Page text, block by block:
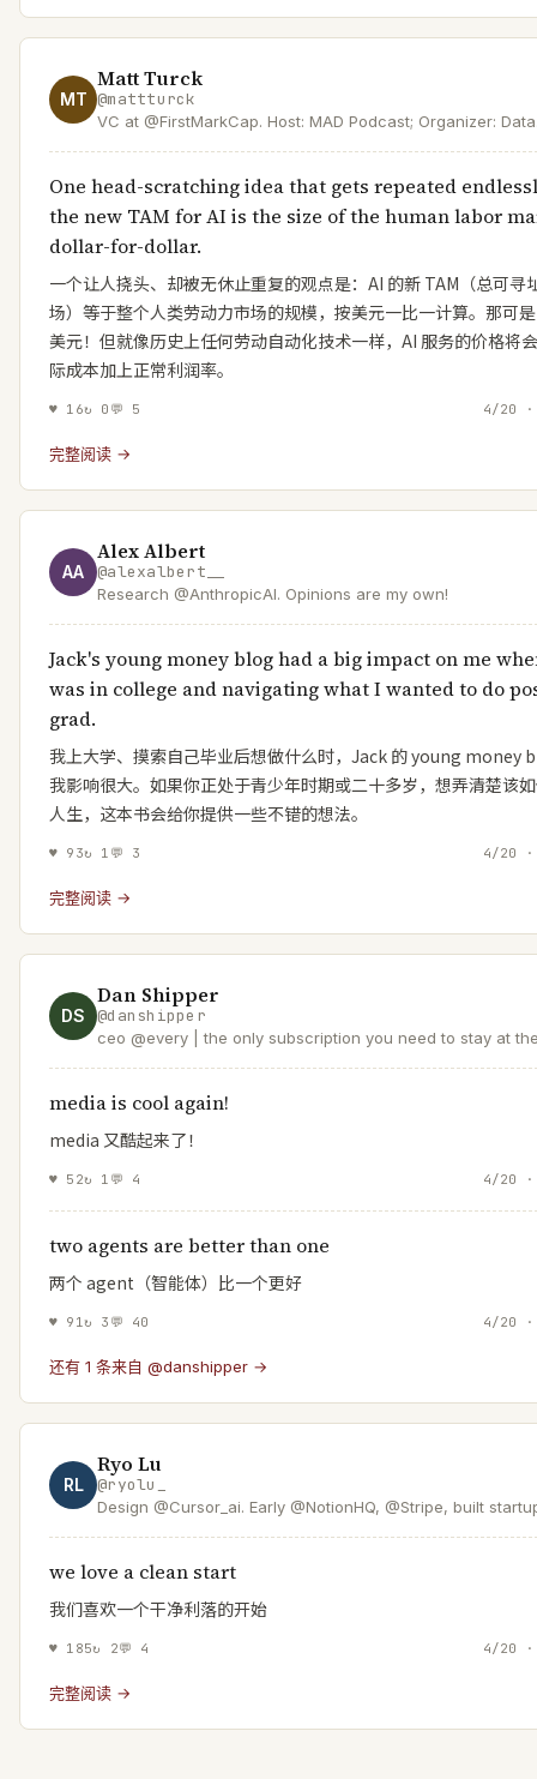
MT
Matt Turck
@mattturck
VC at @FirstMarkCap. Host: MAD Podcast; Organizer: Data
One head-scratching idea that gets repeated
the new TAM for AI is the size of the human labor
dollar-for-dollar.
一个让人挠头、却被无休止重复的观点是：AI 的新 TAM（总可寻
场）等于整个人类劳动力市场的规模，按美元一比一计算。那可
美元！但就像历史上任何劳动自动化技术一样，AI 服务的价格将
际成本加上正常利润率。
♥ 16↻ 0 💬 5 4/20
完整阅读 →
AA
Alex Albert
@alexalbert__
Research @AnthropicAI. Opinions are my own!
Jack's young money blog had a big impact on me
was in college and navigating what I wanted to do
grad.
我上大学、摸索自己毕业后想做什么时，Jack 的 young money
我影响很大。如果你正处于青少年时期或二十多岁，想弄清楚该
人生，这本书会给你提供一些不错的想法。
♥ 93↻ 1 💬 3 4/20
完整阅读 →
DS
Dan Shipper
@danshipper
ceo @every | the only subscription you need to stay at
media is cool again!
media 又酷起来了！
♥ 52↻ 1 💬 4 4/20
two agents are better than one
两个 agent（智能体）比一个更好
♥ 91↻ 3 💬 40 4/20
还有 1 条来自 @danshipper →
RL
Ryo Lu
@ryolu_
Design @Cursor_ai. Early @NotionHQ, @Stripe, built
we love a clean start
我们喜欢一个干净利落的开始
♥ 185↻ 2💬 4 4/20
完整阅读 →